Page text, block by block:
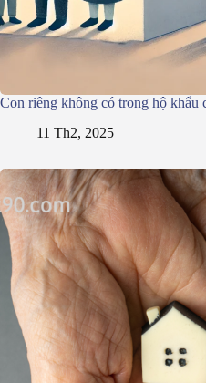
Con riêng không có trong hộ khẩu
11 Th2, 2025